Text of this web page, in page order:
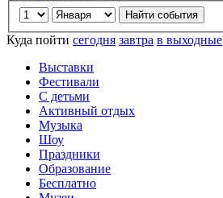
Куда пойти сегодня завтра в выходные
Выставки
Фестивали
С детьми
Активный отдых
Музыка
Шоу
Праздники
Образование
Бесплатно